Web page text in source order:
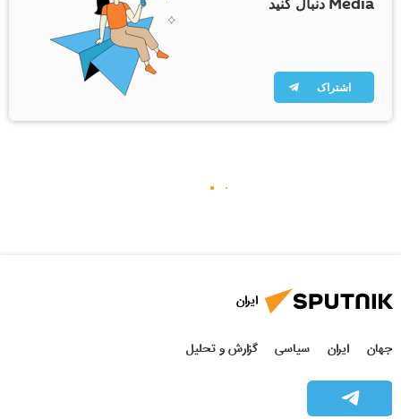
اشتراک
ایران
جهان ایران سیاسی گزارش و تحلیل